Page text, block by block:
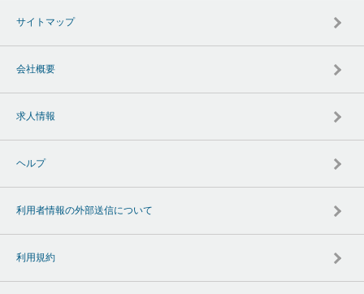
サイトマップ
会社概要
求人情報
ヘルプ
利用者情報の外部送信について
利用規約